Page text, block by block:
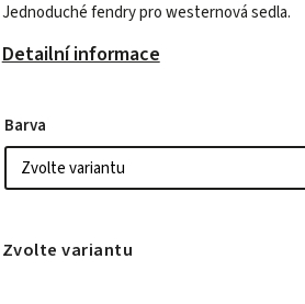
Jednoduché fendry pro westernová sedla.
Detailní informace
Barva
Zvolte variantu